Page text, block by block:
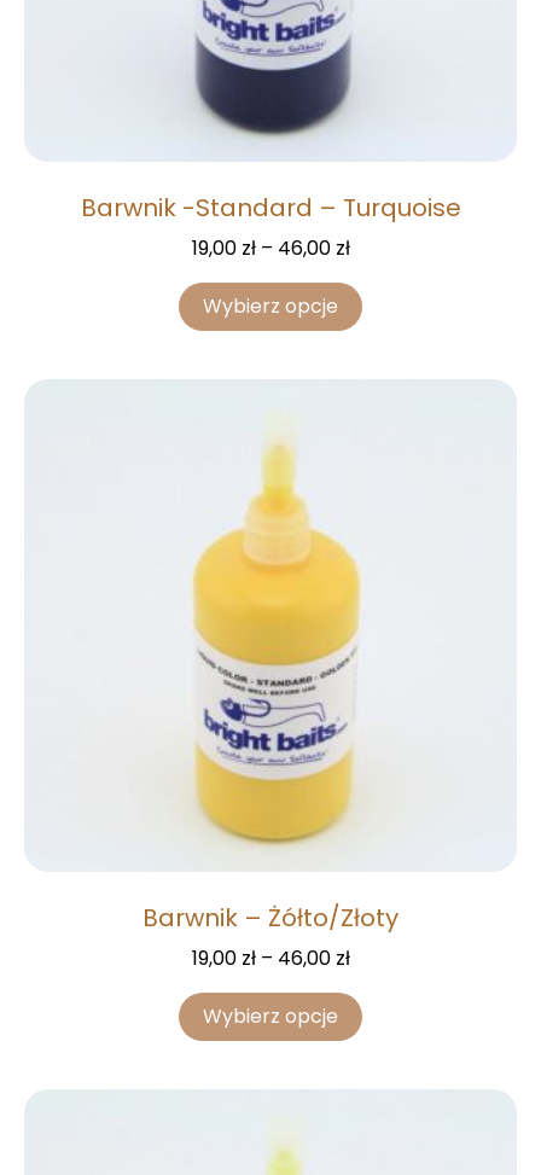
Barwnik -Standard – Turquoise
19,00 zł – 46,00 zł
Wybierz opcje
Barwnik – Żółto/Złoty
19,00 zł – 46,00 zł
Wybierz opcje